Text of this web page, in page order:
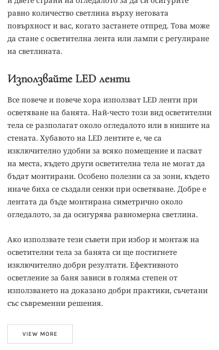
равно количество светлина върху неговата
повърхност и вас, когато застанете отпред. Това може
да стане с осветителна лента или лампи с регулиране
на светлината.
Използвайте LED ленти
Все повече и повече хора използват LED ленти при
осветяване на банята. Най-често този вид осветителни
тела се разполагат около огледалото или в нишите на
стената. Хубавото на LED лентите е, че са
изключително удобни за всяко помещение и пасват
на места, където други осветителна тела не могат да
бъдат монтирани. Особено полезни са за зони, където
иначе биха се създали сенки при осветяване. Добре е
лентата да бъде монтирана симетрично около
огледалото, за да осигурява равномерна светлина.
Ако използвате тези съвети при избор и монтаж на
осветителни тела за банята си ще постигнете
изключително добри резултати. Ефективното
осветление за баня зависи в голяма степен от
използването на доказано добри практики, съчетани
със съвременни решения.
VIEW MORE